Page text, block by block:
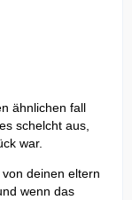
ähnlichen fall
schelcht aus,
war.
deinen eltern
wenn das